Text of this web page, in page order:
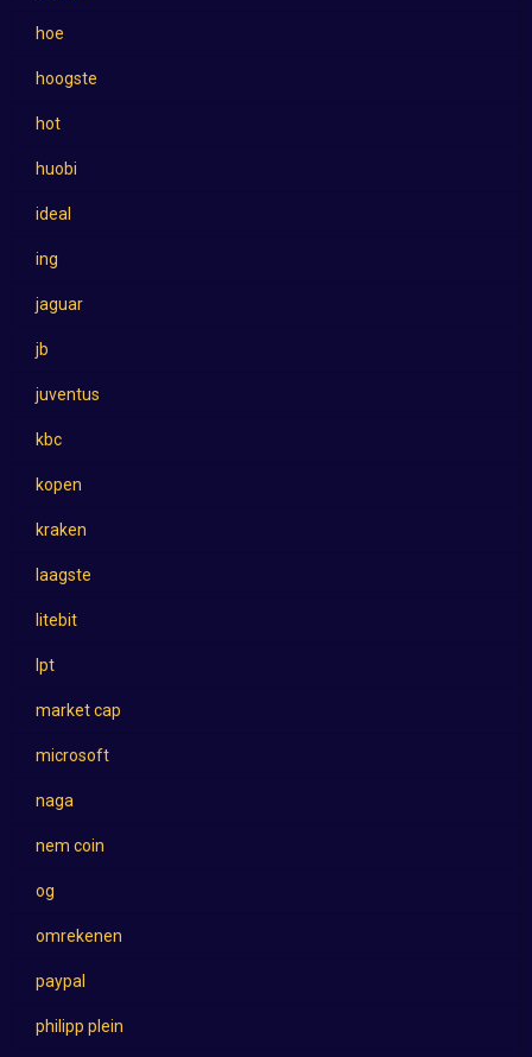
hoe
hoogste
hot
huobi
ideal
ing
jaguar
jb
juventus
kbc
kopen
kraken
laagste
litebit
lpt
market cap
microsoft
naga
nem coin
og
omrekenen
paypal
philipp plein